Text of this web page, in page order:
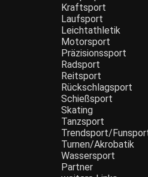
Kraftsport
Laufsport
Leichtathletik
Motorsport
Präzisionssport
Radsport
Reitsport
Rückschlagsport
Schießsport
Skating
Tanzsport
Trendsport/
Turnen/Akrobatik
Wassersport
Partner